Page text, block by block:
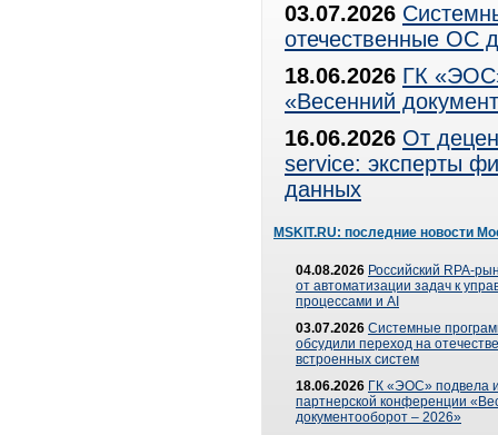
03.07.2026
отечественные ОС
18.06.2026 ГК
«Весенний
16.06.2026 От
service: эксперты
данных
MSKIT.RU: последние новости
04.08.2026 Российский RPA-
от автоматизации задач к
процессами и AI
03.07.2026 Системные
обсудили переход на
встроенных систем
18.06.2026 ГК «ЭОС» подвела
партнерской конференции
документооборот – 2026»